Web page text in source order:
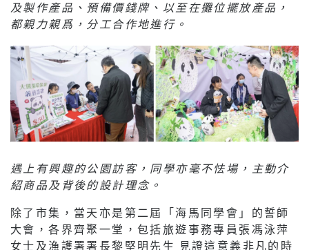
及製作產品、預備價錢牌、以至在攤位擺放產品，
都親力親爲，分工合作地進行。
遇上有興趣的公園訪客，同學亦毫不怯場，主動介
紹商品及背後的設計理念。
除了市集，當天亦是第二屆「海馬同學會」的誓師
大會，各界齊聚一堂，包括旅遊事務專員張馮泳萍
女士及漁護署署長黎堅明先生 見證這意義非凡的時